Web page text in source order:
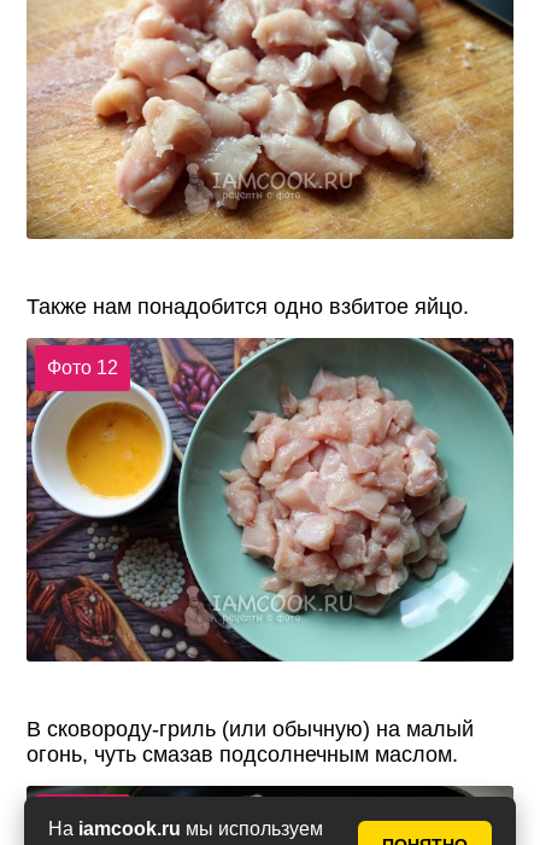
На iamcook.ru мы используем
Также нам понадобится одно взбитое яйцо.
Фото 12
В сковороду-гриль (или обычную) на малый
огонь, чуть смазав подсолнечным маслом.
Фото 13